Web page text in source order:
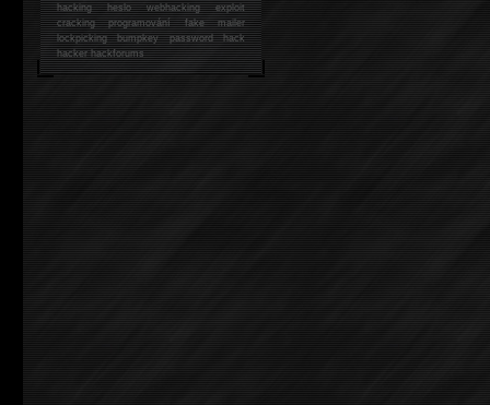
hacking heslo webhacking exploit
cracking programování fake mailer
lockpicking bumpkey password hack
hackerhackforums